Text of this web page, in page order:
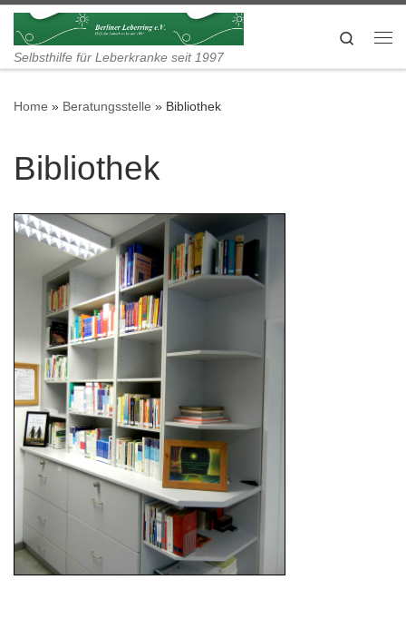
Skip to content
Selbsthilfe für Leberkranke seit 1997
Search
Home » Beratungsstelle » Bibliothek
Bibliothek